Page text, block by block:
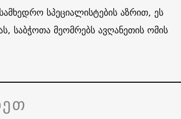
სპეციალისტების აზრით, ეს
საბჭოთა მეომრებს ავღანეთის ომის